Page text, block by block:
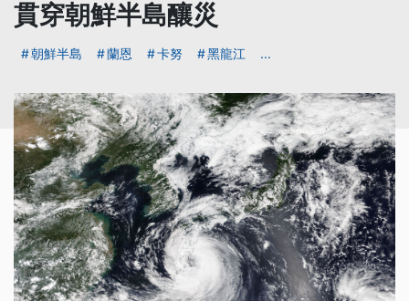
貫穿朝鮮半島釀災
朝鮮半島 蘭恩 卡努 黑龍江 ...